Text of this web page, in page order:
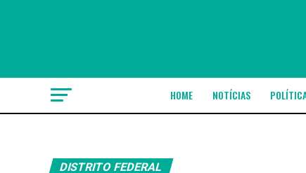
HOME NOTÍCIAS
DISTRITO FEDERAL